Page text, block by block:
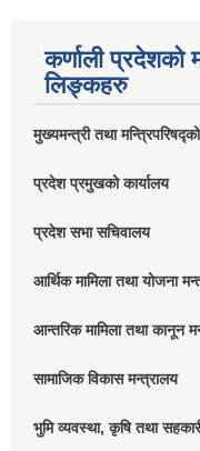
कर्णाली प्रदेशको
लिङ्कहरु
मुख्यमन्त्री तथा
प्रदेश प्रमुखको कार्यालय
प्रदेश सभा सचिवालय
आर्थिक मामिला तथा योजना
आन्तरिक मामिला तथा कानून
सामाजिक विकास मन्त्रालय
भुमि व्यवस्था, कृषि तथा